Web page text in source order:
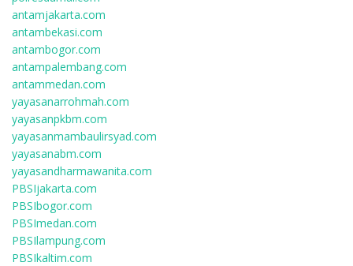
antamjakarta.com
antambekasi.com
antambogor.com
antampalembang.com
antammedan.com
yayasanarrohmah.com
yayasanpkbm.com
yayasanmambaulirsyad.com
yayasanabm.com
yayasandharmawanita.com
PBSIjakarta.com
PBSIbogor.com
PBSImedan.com
PBSIlampung.com
PBSIkaltim.com